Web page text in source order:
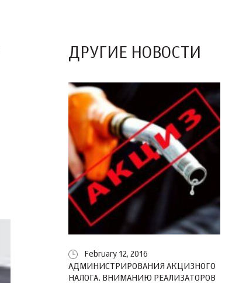
ДРУГИЕ НОВОСТИ
February 12, 2016
АДМИНИСТРИРОВАНИЯ АКЦИЗНОГО
НАЛОГА. ВНИМАНИЮ РЕАЛИЗАТОРОВ